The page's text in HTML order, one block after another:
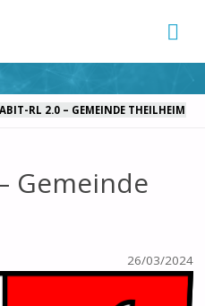
RL 2.0 – GEMEINDE THEILHEIM
Gemeinde
26/03/2024